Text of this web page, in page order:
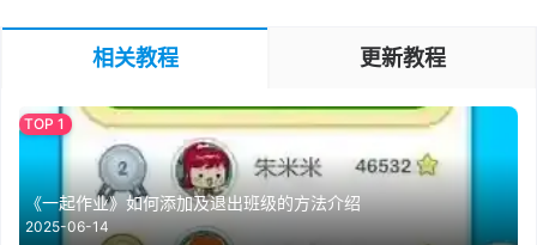
相关教程 更新教程
《一起作业》如何添加及退出班级的方法介绍
2025-06-14